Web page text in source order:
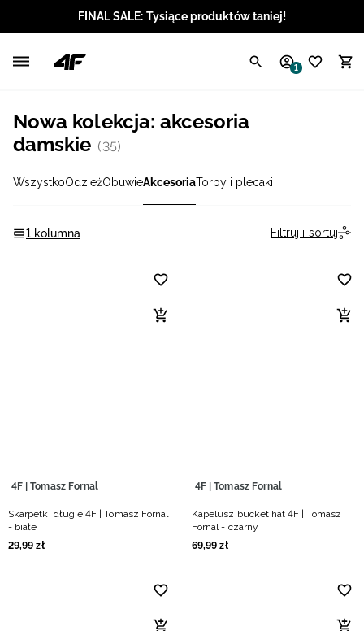
FINAL SALE: Tysiące produktów taniej!
1
Nowa kolekcja: akcesoria
damskie (35)
WszystkoOdzieżObuwieAkcesoriaTorby i plecaki
1 kolumna Filtruj i sortuj
4F | Tomasz Fornal
Skarpetki długie 4F | Tomasz Fornal
- białe
29,99 zł
4F | Tomasz Fornal
Kapelusz bucket hat 4F | Tomasz
Fornal - czarny
69,99 zł
Angielski / USD
Chorwacki / EUR